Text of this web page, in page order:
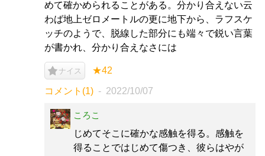
めて確かめられることがある。分かり合えない云
わば地上ゼロメートルの更に地下から、ラフスケ
ッチのようで、脱線した部分にも端々で鋭い言葉
が書かれ、分かり合えなさには
ナイス ★42
コメント(1) 2022/10/07
ころこ
じめてそこに確かな感触を得る。感触を
得ることではじめて傷つき、彼らはやが